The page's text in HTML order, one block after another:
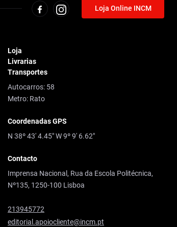
Loja Online INCM
Loja
Livrarias
Transportes
Autocarros: 58
Metro: Rato
Coordenadas GPS
N 38º 43' 4.45" W 9º 9' 6.62"
Contacto
Imprensa Nacional, Rua da Escola Politécnica,
Nº135, 1250-100 Lisboa
213945772
editorial.apoiocliente@incm.pt